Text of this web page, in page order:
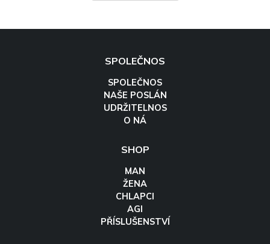
SPOLEČNOS
SPOLEČNOS
NAŠE POSLÁN
UDRŽITELNOS
O NÁ
SHOP
MAN
ŽENA
CHLAPCI
AGI
PŘÍSLUŠENSTVÍ